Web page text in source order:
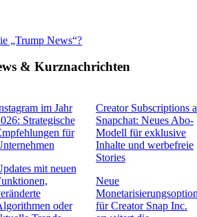
„Trump News“?
& Kurznachrichten
im Jahr
Strategische
für
mit neuen
oder
Creator Subscriptions
Snapchat: Neues Abo-
Modell für exklusive
Inhalte und werbefreie
Stories
Neue
für Creator Snap Inc.